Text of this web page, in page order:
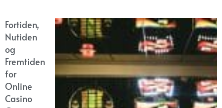
Fortiden,
Nutiden
og
Fremtiden
for
Online
Casino